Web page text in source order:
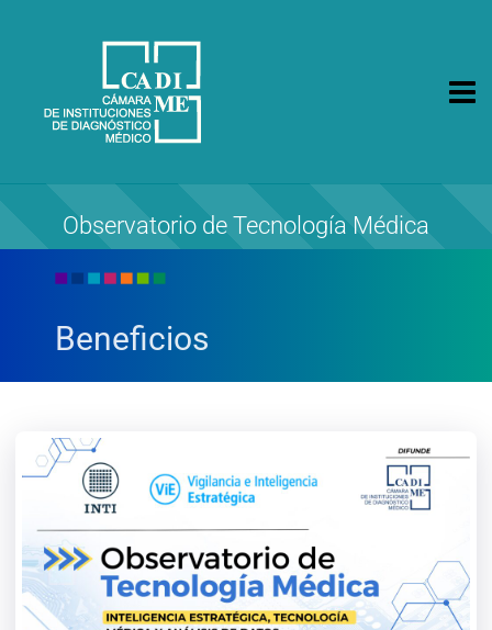
CA.DI.ME.
Cámara de Instituciones de Diagnóstico Médico
Observatorio de Tecnología Médica
Beneficios